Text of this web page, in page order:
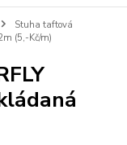
Stuha taftová
(5,-Kč/m)